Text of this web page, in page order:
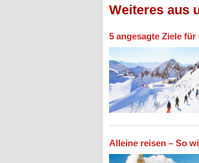
Weiteres aus
5 angesagte Ziele
Alleine reisen – So